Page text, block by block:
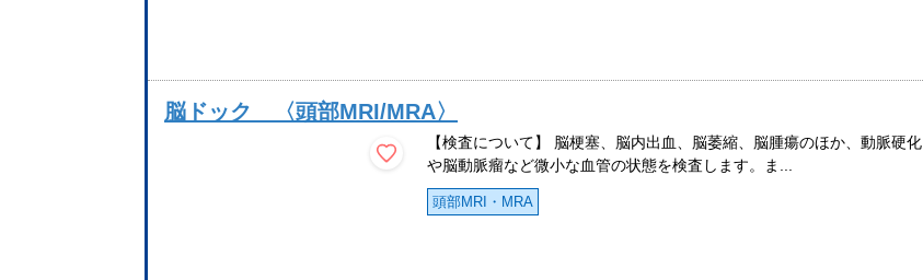
脳ドック 〈頭部MRI/MRA〉
【検査について】 脳梗塞、脳内出血、脳萎縮、脳腫瘍のほか、動脈硬化
や脳動脈瘤など微小な血管の状態を検査します。ま...
頭部MRI・MRA